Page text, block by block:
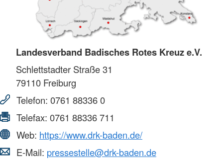
Landesverband Badisches Rotes Kreuz e.V.
Schlettstadter Straße 31
79110 Freiburg
Telefon: 0761 88336 0
Telefax: 0761 88336 711
Web: https://www.drk-baden.de/
E-Mail: pressestelle@drk-baden.de